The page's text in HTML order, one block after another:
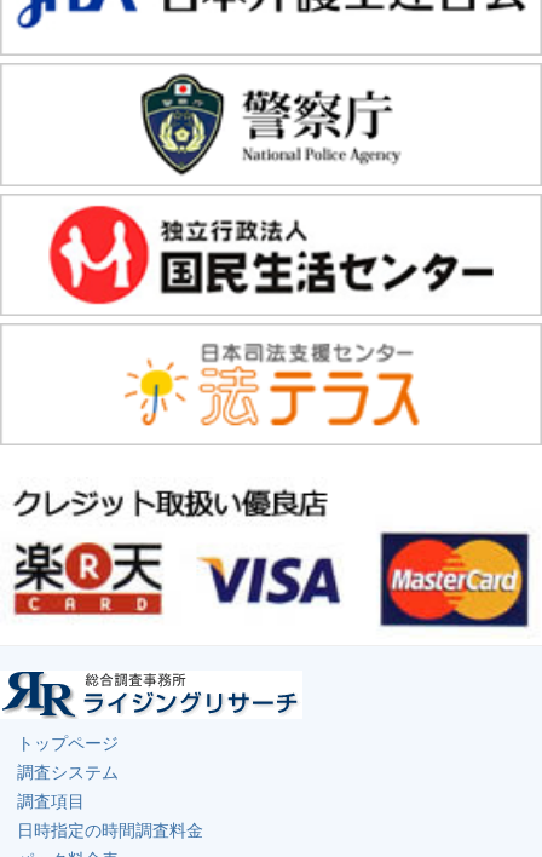
トップページ
調査システム
調査項目
日時指定の時間調査料金